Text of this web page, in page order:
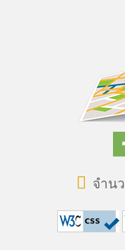
จำน